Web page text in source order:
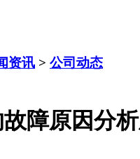
资讯 > 公司动态
障原因分